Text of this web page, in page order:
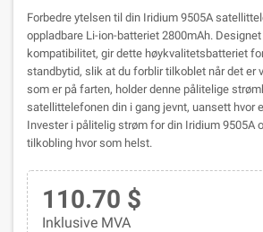
Forbedre ytelsen til din Iridium 9505A
oppladbare Li-ion-batteriet 2800mAh.
kompatibilitet, gir dette høykvalitetsbatteriet
standbytid, slik at du forblir tilkoblet når det er
som er på farten, holder denne pålitelige
satellittelefonen din i gang jevnt, uansett hvor
Invester i pålitelig strøm for din Iridium 9505A
tilkobling hvor som helst.
110.70 $
Inklusive MVA